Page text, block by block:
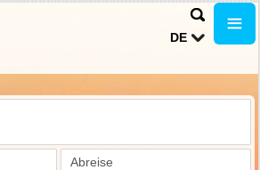
DE
Abreise